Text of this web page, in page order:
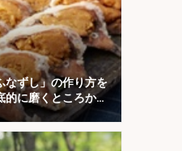
なずし」の作り方を
に磨くところから